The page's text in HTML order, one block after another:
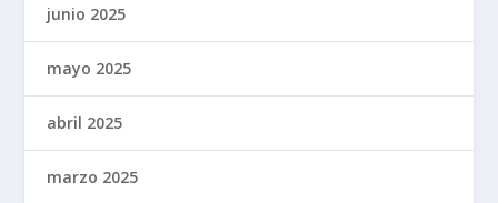
junio 2025
mayo 2025
abril 2025
marzo 2025